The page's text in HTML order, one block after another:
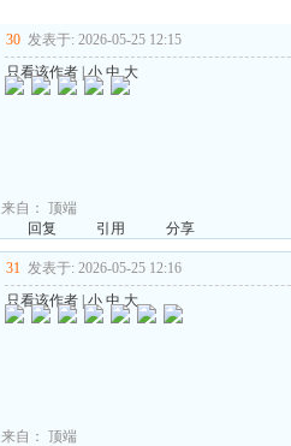
30 发表于: 2026-05-25 12:15
只看该作者 |小 中 大
来自： 顶端
回复
引用 分享
31 发表于: 2026-05-25 12:16
只看该作者 |小 中 大
来自： 顶端